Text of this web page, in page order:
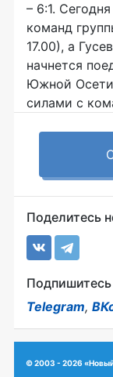
– 6:1.
команд
17.00), а
начнется
Южной
силами с
Поделитесь
Подпишитесь
Telegram,
© 2003 - 2026